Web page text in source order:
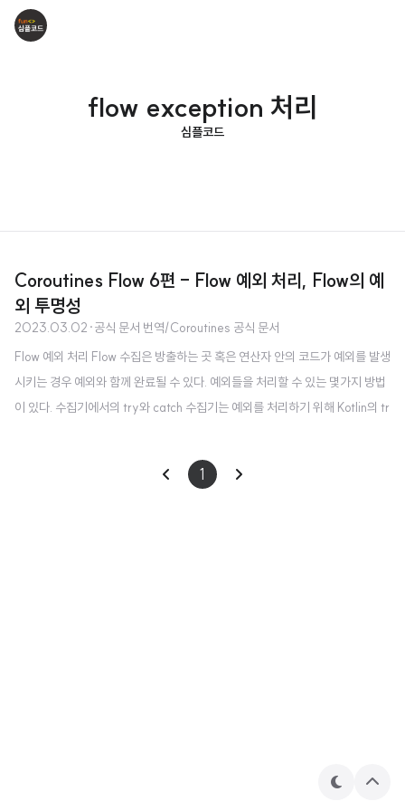
flow exception 처리
심플코드
Coroutines Flow 6편 - Flow 예외 처리, Flow의 예
외 투명성
2023.03.02 ·공식 문서 번역/Coroutines 공식 문서
Flow 예외 처리 Flow 수집은 방출하는 곳 혹은 연산자 안의 코드가 예외를 발생
시키는 경우 예외와 함께 완료될 수 있다. 예외들을 처리할 수 있는 몇가지 방법
이 있다. 수집기에서의 try와 catch 수집기는 예외를 처리하기 위해 Kotlin의 tr
{ println("Emitting $i") emit(i) // emit next value } } ​ fun main() = runBl
ocking { try { simple().collect { value -> println(value) check(value c
1
테
상